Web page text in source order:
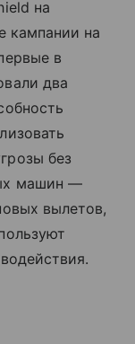
на
кампании на
в
два
без
машин —
вылетов,